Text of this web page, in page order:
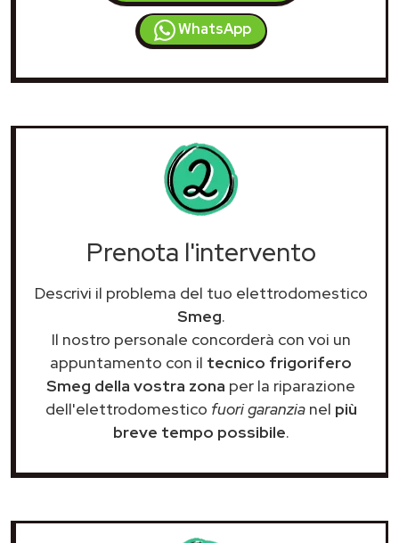
WhatsApp
Prenota l'intervento
Descrivi il problema del tuo elettrodomestico
Smeg.
Il nostro personale concorderà con voi un
appuntamento con il tecnico frigorifero
Smeg della vostra zona per la riparazione
dell'elettrodomestico fuori garanzianel più
breve tempo possibile.